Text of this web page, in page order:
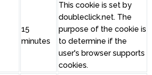
15
minutes
This cookie is set by
doubleclick.net. The
purpose of the cookie is
to determine if the
user's browser supports
cookies.